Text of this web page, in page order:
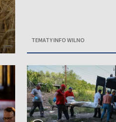
TEMATY INFO WILNO